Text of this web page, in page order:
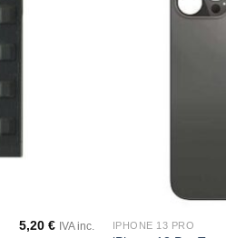
5,20 € IVA inc. IPHONE 13 PRO